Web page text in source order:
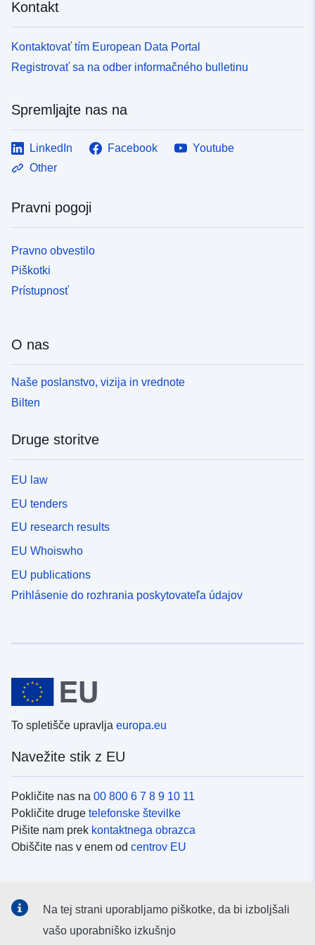
Kontakt
Kontaktovať tím European Data Portal
Registrovať sa na odber informačného bulletinu
Spremljajte nas na
LinkedIn Facebook
Youtube
Other
Pravni pogoji
Pravno obvestilo
Piškotki
Prístupnosť
O nas
Naše poslanstvo, vizija in vrednote
Bilten
Druge storitve
EU law
EU tenders
EU research results
EU Whoiswho
EU publications
Prihlásenie do rozhrania poskytovateľa údajov
To spletišče upravlja europa.eu
Navežite stik z EU
Pokličite nas na 00 800 6 7 8 9 10 11
Pokličite druge telefonske številke
Pišite nam prek kontaktnega obrazca
Obiščite nas v enem od centrov EU
Iskanje podružbenih medijih EU
Na tej strani uporabljamo piškotke, da bi izboljšali
vašo uporabniško izkušnjo